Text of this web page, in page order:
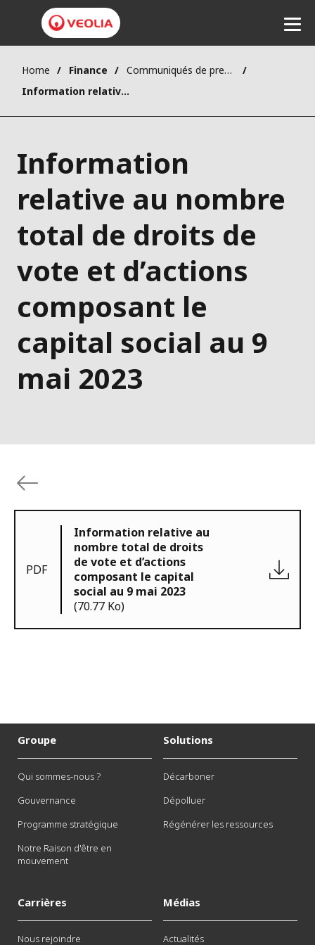
Home Finance
Communiqués de presse
Information relative au nombre total de droits de vote et d’actions composant le capital social au 9 mai 2023
Information
relative au nombre
total de droits de
vote et d’actions
composant le
capital social au 9
mai 2023
PDF
Information relative au
nombre total de droits
de vote et d’actions
composant le capital
social au 9 mai 2023
(70.77 Ko)
Groupe
Qui sommes-nous ?
Gouvernance
Programme stratégique
Notre Raison d'être en
mouvement
Solutions
Décarboner
Dépolluer
Régénérer les ressources
Carrières
Nous rejoindre
Médias
Actualités